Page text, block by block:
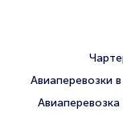
Авиаперевозки
Авиаперевозка